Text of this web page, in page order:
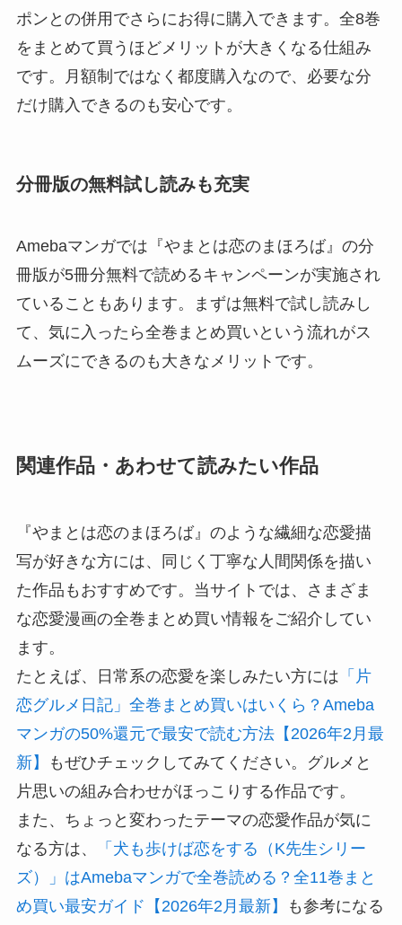
ポンとの併用でさらにお得に購入できます。全8巻
をまとめて買うほどメリットが大きくなる仕組み
です。月額制ではなく都度購入なので、必要な分
だけ購入できるのも安心です。
分冊版の無料試し読みも充実
Amebaマンガでは『やまとは恋のまほろば』の分
冊版が5冊分無料で読めるキャンペーンが実施され
ていることもあります。まずは無料で試し読みし
て、気に入ったら全巻まとめ買いという流れがス
ムーズにできるのも大きなメリットです。
関連作品・あわせて読みたい作品
『やまとは恋のまほろば』のような繊細な恋愛描
写が好きな方には、同じく丁寧な人間関係を描い
た作品もおすすめです。当サイトでは、さまざま
な恋愛漫画の全巻まとめ買い情報をご紹介してい
ます。
たとえば、日常系の恋愛を楽しみたい方には 「片
恋グルメ日記」全巻まとめ買いはいくら？Ameba
マンガの50%還元で最安で読む方法【2026年2月最
新】
もぜひチェックしてみてください。グルメと
片思いの組み合わせがほっこりする作品です。
また、ちょっと変わったテーマの恋愛作品が気に
なる方は、
「犬も歩けば恋をする（K先生シリー
ズ）」はAmebaマンガで全巻読める？全11巻まと
め買い最安ガイド【2026年2月最新】
も参考になる